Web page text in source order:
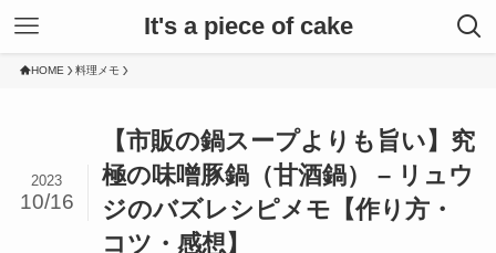
It's a piece of cake
HOME 料理メモ
【市販の鍋スープよりも旨い】究
極の味噌豚鍋（甘酒鍋） – リュウ
ジのバズレシピメモ【作り方・
コツ・感想】
2023
10/16